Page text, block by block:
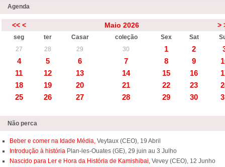
Agenda
<< < Maio 2026 >
seg ter Casar coleção Sex Sat
27
28 29 30 1 2
4
5 6 7 8 9
11
12 13 14 15 16
18
19 20 21 22 23
25
26 27 28 29 30
Não perca
Beber e comer na Idade Média, Veytaux (CEO), 19 Abril
Introdução à história Plan-les-Ouates (GE), 29 juin au 3 Julho
Nascido para Ler e Hora da História de Kamishibai, Vevey (CEO), 12 Junho